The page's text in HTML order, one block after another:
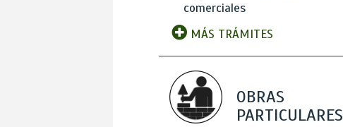
comerciales
MÁS TRÁMITES
OBRAS
PARTICULARES